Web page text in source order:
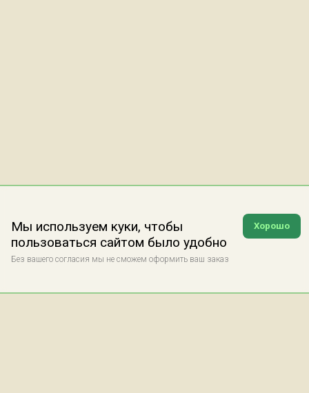
Хорошо
Мы используем куки, чтобы
пользоваться сайтом было удобно
Без вашего согласия мы не сможем оформить ваш заказ